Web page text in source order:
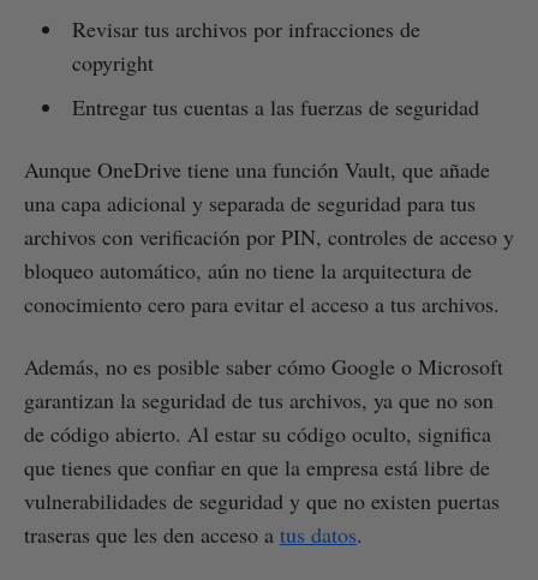
Revisar tus archivos por infracciones de
copyright
Entregar tus cuentas a las fuerzas de seguridad
Aunque OneDrive tiene una función Vault, que añade
una capa adicional y separada de seguridad para tus
archivos con verificación por PIN, controles de acceso y
bloqueo automático, aún no tiene la arquitectura de
conocimiento cero para evitar el acceso a tus archivos.
Además, no es posible saber cómo Google o Microsoft
garantizan la seguridad de tus archivos, ya que no son
de código abierto. Al estar su código oculto, significa
que tienes que confiar en que la empresa está libre de
vulnerabilidades de seguridad y que no existen puertas
traseras que les den acceso a tus datos.